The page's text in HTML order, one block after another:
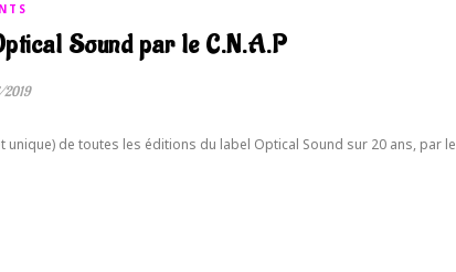
Sound par le C.N.A.P
unique) de toutes les éditions du label Optical Sound sur 20 ans, par le